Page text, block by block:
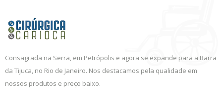
Consagrada na Serra, em Petrópolis e agora se expande para a Barra
da Tijuca, no Rio de Janeiro. Nos destacamos pela qualidade em
nossos produtos e preço baixo.